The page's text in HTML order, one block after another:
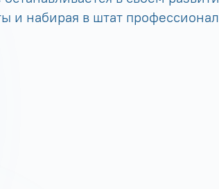
и набирая в штат